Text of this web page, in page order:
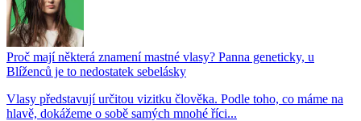
Proč mají některá znamení mastné vlasy? Panna geneticky, u
Blíženců je to nedostatek sebelásky
Vlasy představují určitou vizitku člověka. Podle toho, co máme na
hlavě, dokážeme o sobě samých mnohé říci...